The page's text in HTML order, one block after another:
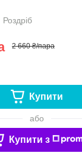
Роздріб
2 660 ₴/пара
Купити
або
Купити з